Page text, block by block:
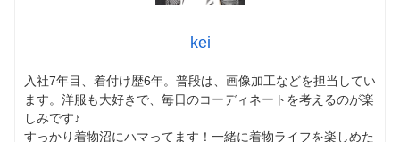
kei
入社7年目、着付け歴6年。普段は、画像加工などを担当してい
ます。洋服も大好きで、毎日のコーディネートを考えるのが楽
しみです♪
すっかり着物沼にハマってます！一緒に着物ライフを楽しめた